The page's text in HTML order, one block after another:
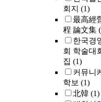
회지 (1)
最高經
程 論文集
한국경
회 학술대
집 (1)
커뮤니
학보 (1)
北韓 (1)